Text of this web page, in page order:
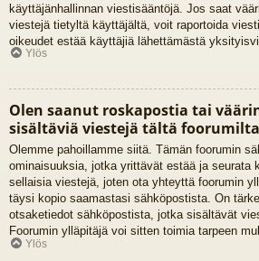
käyttäjänhallinnan viestisääntöjä. Jos saat
viestejä tietyltä käyttäjältä, voit raportoida
oikeudet estää käyttäjiä lähettämästä
Ylös
Olen saanut roskapostia tai
sisältäviä viestejä tältä
Olemme pahoillamme siitä. Tämän foorumin
ominaisuuksia, jotka yrittävät estää ja seurata
sellaisia viestejä, joten ota yhteyttä foorumin
täysi kopio saamastasi sähköpostista. On
otsaketiedot sähköpostista, jotka sisältävät
Foorumin ylläpitäjä voi sitten toimia tarpeen
Ylös